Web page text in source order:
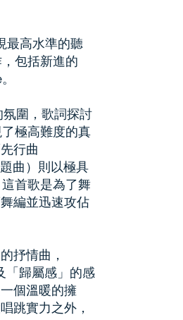
最高水準的聽
包括新進的
圍，歌詞探討
極高難度的真
行曲
曲）則以極具
首歌是為了舞
編並迅速攻佔
抒情曲，
「歸屬感」的感
個溫暖的擁
跳實力之外，